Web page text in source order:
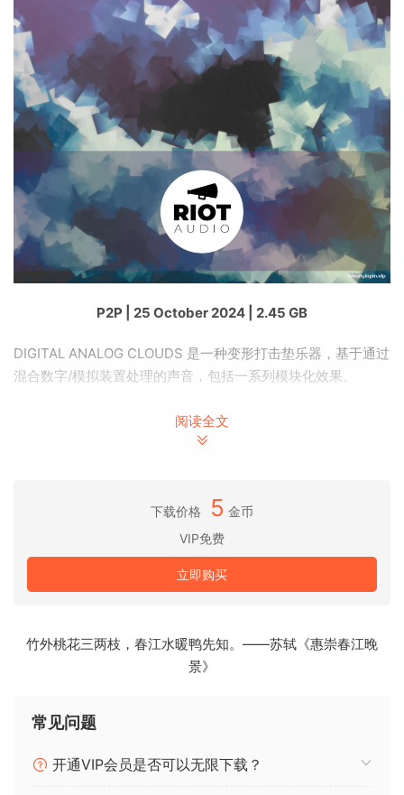
P2P | 25 October 2024 | 2.45 GB
DIGITAL ANALOG CLOUDS 是一种变形打击垫乐器，基于通过
混合数字/模拟装置处理的声音，包括一系列模块化效果。
我们广受赞誉的 CLOUDS 引擎可在不同的样品源和样品组之间
产生有机移动。它包含两层 A 和 B，每层又包含一个基础子层
此部分控制引擎的变形参数。该引擎配置为随时间推移
量：
这控制了基础图层变形为目标图层的程度。这可以分别控
制 A 和 B。
~300 毫秒的速度，而较高的设置会导致大约 9 秒的变形速
八度位数：每一层（A、B）都包含三个八度音阶，每个八度音
阶都在自己的 Kontakt 组中，并且具有细微的个体差异，例如
不同的录音片段、音高变化等。此部分允许对每个八度组进行
阅读全文
下载价格 5 金币
VIP免费
立即购买
竹外桃花三两枝，春江水暖鸭先知。——苏轼《惠崇春江晚
景》
常见问题
开通VIP会员是否可以无限下载？